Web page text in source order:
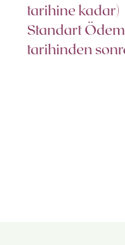
tarihine kadar)
Standart
tarihinden